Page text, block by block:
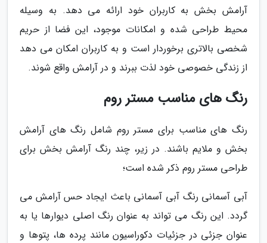
آرامش بخش به کاربران خود ارائه می دهد. به وسیله
محیط طراحی شده و امکانات موجود، این فضا از حریم
شخصی بالاتری برخوردار است و به کاربران امکان می دهد
از زندگی خصوصی خود لذت ببرند و در آرامش واقع شوند.
رنگ های مناسب مستر روم
رنگ های مناسب برای مستر روم شامل رنگ های آرامش
بخش و ملایم باشند. در زیر، چند رنگ آرامش بخش برای
طراحی مستر روم ذکر شده است؛
آبی آسمانی رنگ آبی آسمانی باعث ایجاد حس آرامش می
گردد. این رنگ می تواند به عنوان رنگ اصلی دیوارها یا به
عنوان جزئی در جزئیات دکوراسیون مانند پرده ها، پتوها و